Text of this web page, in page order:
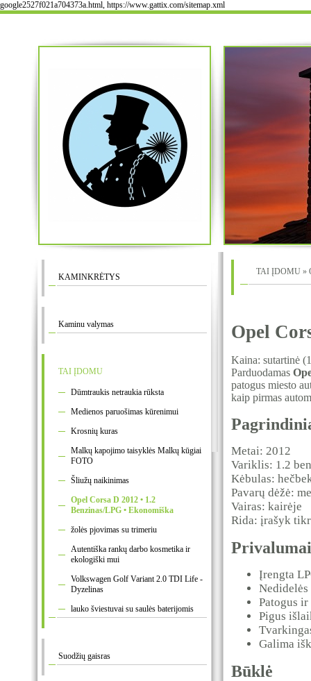
google2527f021a704373a.html, https://www.gattix.com/sitemap.xml
KAMINKRĖTYS
Kaminu valymas
TAI ĮDOMU
Dūmtraukis netraukia rūksta
Medienos paruošimas kūrenimui
Krosnių kuras
Malkų kapojimo taisyklės Malkų kūgiai
FOTO
Šliužų naikinimas
Opel Corsa D 2012 • 1.2
Benzinas/LPG • Ekonomiška
žolės pjovimas su trimeriu
Autentiška rankų darbo kosmetika ir
ekologiški mui
Volkswagen Golf Variant 2.0 TDI Life -
Dyzelinas
lauko šviestuvai su saulės baterijomis
Suodžių gaisras
TAI ĮDOMU »
Opel
Kaina: sutartinė
Parduodamas
patogus miesto
kaip pirmas
Metai: 2012
Variklis: 1.2
Kėbulas:
Pavarų dėžė:
Vairas: kairėje
Rida: įrašyk
Privalumai
Įrengta
Patogus
Pigus
Galima
Būklė